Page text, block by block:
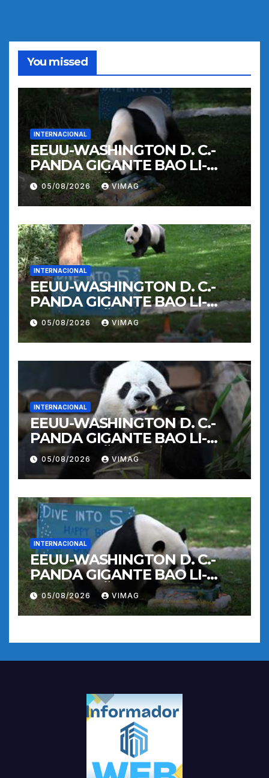
You missed
INTERNACIONAL
EEUU-WASHINGTON D. C.-
PANDA GIGANTE BAO LI-
CUMPLEAÑOS
05/08/2026 VIMAG
INTERNACIONAL
EEUU-WASHINGTON D. C.-
PANDA GIGANTE BAO LI-
CUMPLEAÑOS
05/08/2026 VIMAG
INTERNACIONAL
EEUU-WASHINGTON D. C.-
PANDA GIGANTE BAO LI-
CUMPLEAÑOS
05/08/2026 VIMAG
INTERNACIONAL
EEUU-WASHINGTON D. C.-
PANDA GIGANTE BAO LI-
CUMPLEAÑOS
05/08/2026 VIMAG